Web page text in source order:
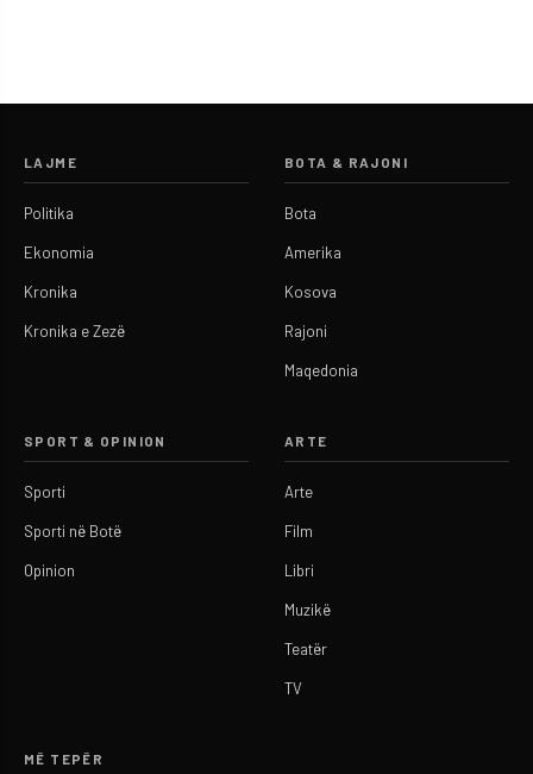
LAJME
Politika
Ekonomia
Kronika
Kronika e Zezë
BOTA & RAJONI
Bota
Amerika
Kosova
Rajoni
Maqedonia
SPORT & OPINION
Sporti
Sporti në Botë
Opinion
ARTE
Arte
Film
Libri
Muzikë
Teatër
TV
MË TEPËR